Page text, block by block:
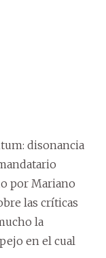
disonancia
por Mariano
las críticas
la
en el cual